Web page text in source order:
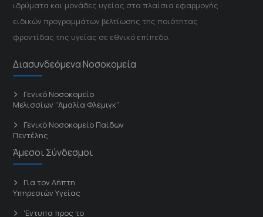
ιδρύματα και μονάδες υγείας στα πλαίσια εφαρμογής
ειδικών προγραμμάτων βελτίωσης της ποιότητας
φροντίδας της υγείας σε εθνικό επίπεδο.
Διασυνδεόμενα Νοσοκομεία
Γενικό Νοσοκομείο
Μελισσίων “Άμαλία Φλέμιγκ”
Γενικό Νοσοκομείο Παίδων
Πεντέλης
Άμεσοι Σύνδεσμοι
Για τον Λήπτη
Υπηρεσιών Υγείας
'Εντυπα προς το